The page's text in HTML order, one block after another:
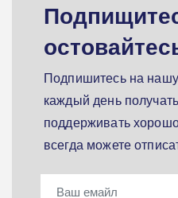
Подпишитесь на
каждый день
поддерживать
всегда можете